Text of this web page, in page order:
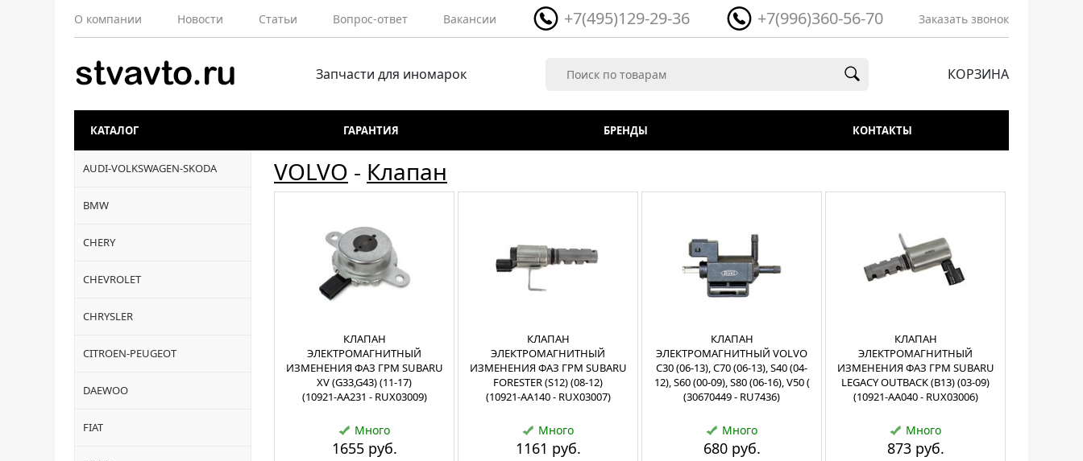
О компании Новости Статьи Вопрос-ответ Вакансии +7(495)129-29-36 +7(996)360-56-70 Заказать звонок
Запчасти для иномарок КОРЗИНА
КАТАЛОГ ГАРАНТИЯ БРЕНДЫ КОНТАКТЫ
AUDI-VOLKSWAGEN-SKODA
BMW
CHERY
CHEVROLET
CHRYSLER
CITROEN-PEUGEOT
DAEWOO
FIAT
VOLVO - Клапан
КЛАПАН
ЭЛЕКТРОМАГНИТНЫЙ
ИЗМЕНЕНИЯ ФАЗ ГРМ SUBARU
XV (G33,G43) (11-17)
(10921-AA231 - RUX03009)
Много
1655 руб.
КЛАПАН
ЭЛЕКТРОМАГНИТНЫЙ
ИЗМЕНЕНИЯ ФАЗ ГРМ SUBARU
FORESTER (S12) (08-12)
(10921-AA140 - RUX03007)
Много
1161 руб.
КЛАПАН
ЭЛЕКТРОМАГНИТНЫЙ VOLVO
C30 (06-13), C70 (06-13), S40 (04-
12), S60 (00-09), S80 (06-16), V50 (
(30670449 - RU7436)
Много
680 руб.
КЛАПАН
ЭЛЕКТРОМАГНИТНЫЙ
ИЗМЕНЕНИЯ ФАЗ ГРМ SUBARU
LEGACY OUTBACK (B13) (03-09)
(10921-AA040 - RUX03006)
Много
873 руб.